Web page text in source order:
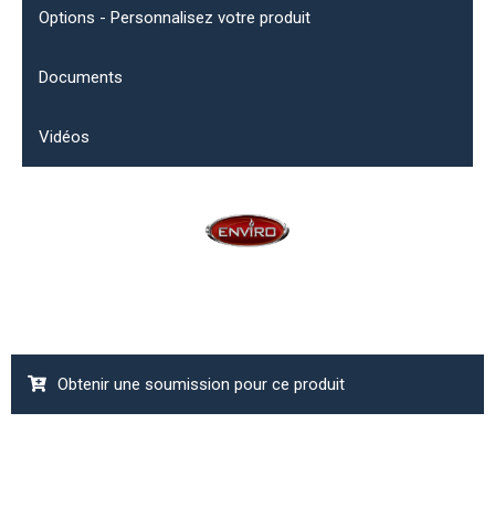
Options - Personnalisez votre produit
Documents
Vidéos
Obtenir une soumission pour ce produit